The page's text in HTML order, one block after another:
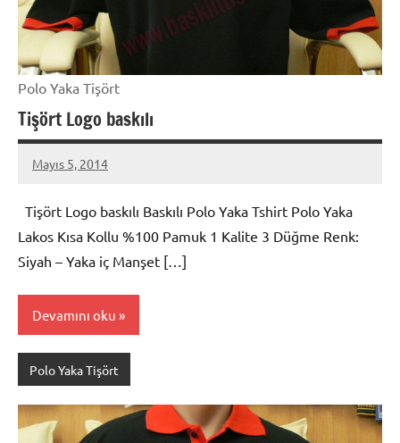
Polo Yaka Tişört
Tişört Logo baskılı
Mayıs 5, 2014
metindonmez
Tişört Logo baskılı Baskılı Polo Yaka Tshirt Polo Yaka
Lakos Kısa Kollu %100 Pamuk 1 Kalite 3 Düğme Renk:
Siyah – Yaka iç Manşet […]
Devamını oku
Polo Yaka Tişört